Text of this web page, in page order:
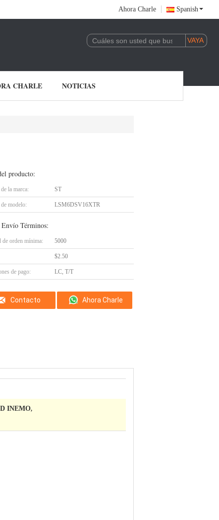
Ahora Charle Spanish
CHARLE NOTICIAS
producto:
la marca: ST
modelo: LSM6DSV16XTR
Términos:
de orden mínima: 5000
$2.50
de pago: LC, T/T
Contacto Ahora Charle
INEMO,